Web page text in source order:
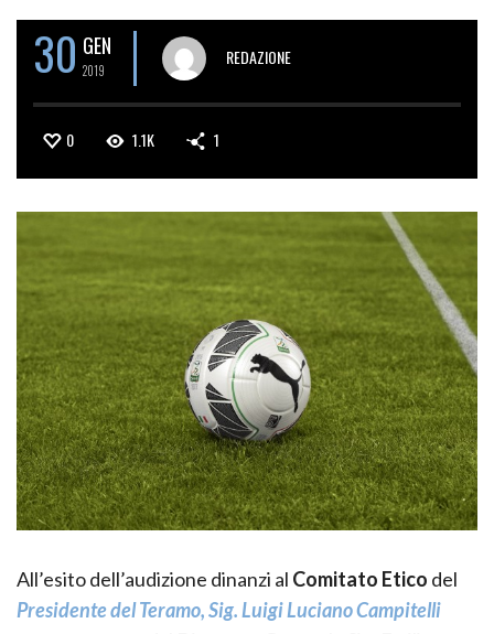
30 GEN
2019
REDAZIONE
0 1.1K 1
All’esito dell’audizione dinanzi al Comitato Etico del
Presidente del Teramo, Sig. Luigi Luciano Campitelli